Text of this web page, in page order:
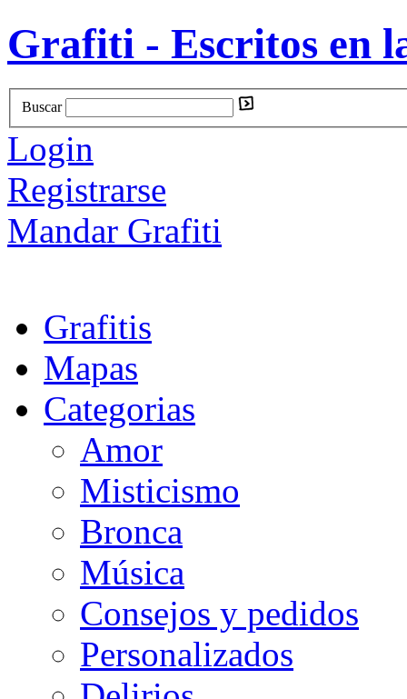
Grafiti - Escritos en
Buscar
Login
Registrarse
Mandar Grafiti
Grafitis
Mapas
Categorias
Amor
Misticismo
Bronca
Música
Consejos y pedidos
Personalizados